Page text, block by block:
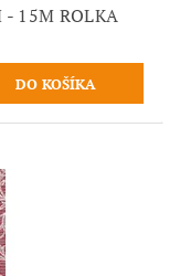
- 15M ROLKA